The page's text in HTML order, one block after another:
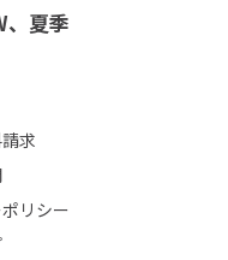
、夏季
求
リシー